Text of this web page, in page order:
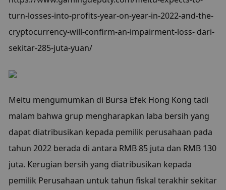
turn-losses-into-profits-year-on-year-in-2022-and-the-
cryptocurrency-will-confirm-an-impairment-loss- dari-
sekitar-285-juta-yuan/
Meitu mengumumkan di Bursa Efek Hong Kong tadi
malam bahwa grup mengharapkan laba bersih yang
dapat diatribusikan kepada pemilik perusahaan pada
tahun 2022 berada di antara RMB 85 juta dan RMB 130
juta. Kerugian bersih yang diatribusikan kepada
pemilik Perusahaan untuk tahun fiskal terakhir sekitar